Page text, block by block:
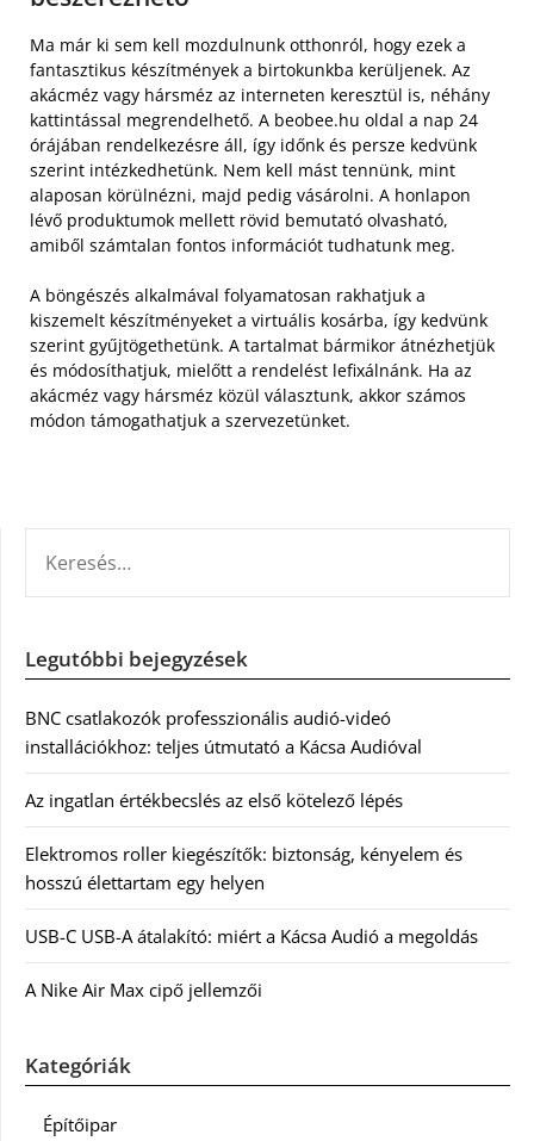
Ma már ki sem kell mozdulnunk otthonról, hogy ezek a
fantasztikus készítmények a birtokunkba kerüljenek. Az
akácméz vagy hársméz az interneten keresztül is, néhány
kattintással megrendelhető. A beobee.hu oldal a nap 24
órájában rendelkezésre áll, így időnk és persze kedvünk
szerint intézkedhetünk. Nem kell mást tennünk, mint
alaposan körülnézni, majd pedig vásárolni. A honlapon
lévő produktumok mellett rövid bemutató olvasható,
amiből számtalan fontos információt tudhatunk meg.
A böngészés alkalmával folyamatosan rakhatjuk a
kiszemelt készítményeket a virtuális kosárba, így kedvünk
szerint gyűjtögethetünk. A tartalmat bármikor átnézhetjük
és módosíthatjuk, mielőtt a rendelést lefixálnánk. Ha az
akácméz vagy hársméz közül választunk, akkor számos
módon támogathatjuk a szervezetünket.
Legutóbbi bejegyzések
BNC csatlakozók professzionális audió-videó
installációkhoz: teljes útmutató a Kácsa Audióval
Az ingatlan értékbecslés az első kötelező lépés
Elektromos roller kiegészítők: biztonság, kényelem és
hosszú élettartam egy helyen
USB-C USB-A átalakító: miért a Kácsa Audió a megoldás
A Nike Air Max cipő jellemzői
Kategóriák
Építőipar